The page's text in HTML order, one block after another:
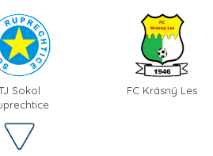
Sokol
FC Krásný Les